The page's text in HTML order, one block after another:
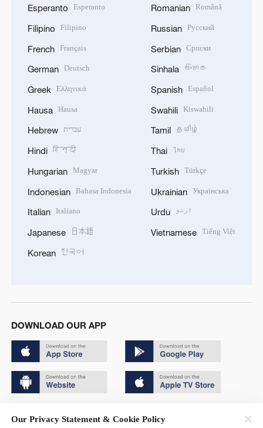
Esperanto Esperanto
Filipino Filipino
French Français
German Deutsch
Greek Ελληνικά
Hausa Hausa
Hebrew עברית
Hindi हिन्दी
Hungarian Magyar
Indonesian Bahasa Indonesia
Italian Italiano
Japanese 日本語
Korean 한국어
Romanian Română
Russian Русский
Serbian Српски
Sinhala සිංහල
Spanish Español
Swahili Kiswahili
Tamil தமிழ்
Thai ไทย
Turkish Türkçe
Ukrainian Українська
Urdu اردو
Vietnamese Tiếng Việt
DOWNLOAD OUR APP
Our Privacy Statement & Cookie Policy